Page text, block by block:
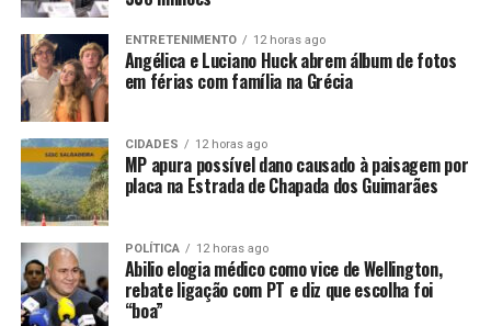
destacou o seu compromisso com a educação municipal
e diz que quer zerar a fila de espera de matrículas. “Uma
das grandes prioridades da nossa gestão é com a
educação do nosso Município, inclusive nossa grande
missão é encerrar esta grande fila de espera. Só no
primeiro semestre desbloqueamos várias obras de
escolas paradas por gestões anteriores que são
fundamentais para chegarmos a este objetivo”, conta
Moretti.
O vice-prefeito de Várzea Grande, Tião da Zaeli (PL),
relata que a escola foi doada pelo Estado ao Município,
porém, foi abandonada pela gestão anterior. “Temos a
ENTRETENIMENTO 12 horas ago
Angélica e Luciano Huck abrem álbum de fotos
em férias com família na Grécia
CIDADES 12 horas ago
MP apura possível dano causado à paisagem por
placa na Estrada de Chapada dos Guimarães
POLÍTICA 12 horas ago
Abilio elogia médico como vice de Wellington,
rebate ligação com PT e diz que escolha foi
“boa”